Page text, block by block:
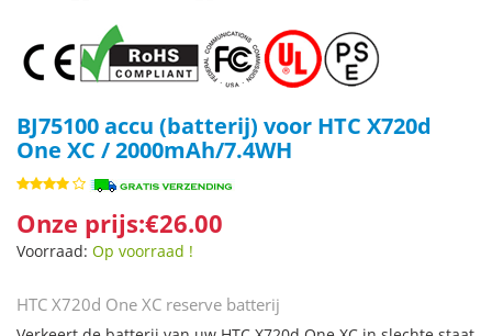
BJ75100 accu (batterij) voor HTC X720d
One XC / 2000mAh/7.4WH
Onze prijs:€26.00
Voorraad: Op voorraad !
HTC X720d One XC reserve batterij